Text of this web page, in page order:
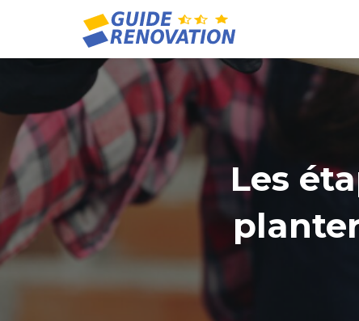
Les